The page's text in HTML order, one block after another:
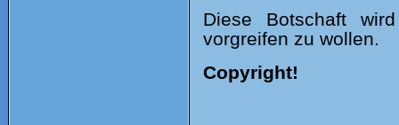
Diese Botschaft
vorgreifen zu wollen.
Copyright!